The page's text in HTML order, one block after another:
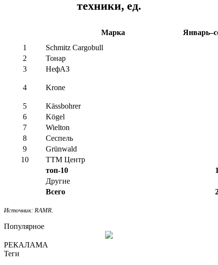
техники, ед.
Марка
1
Schmitz Cargobull
2
Тонар
3
НефАЗ
4 Krone
5
Kässbohrer
6
Kögel
7
Wielton
8
Сеспель
9
Grünwald
10
ТТМ Центр
топ-10
Другие
Всего
Источник: RAMR.
Популярное
РЕКАЛАМА
Теги